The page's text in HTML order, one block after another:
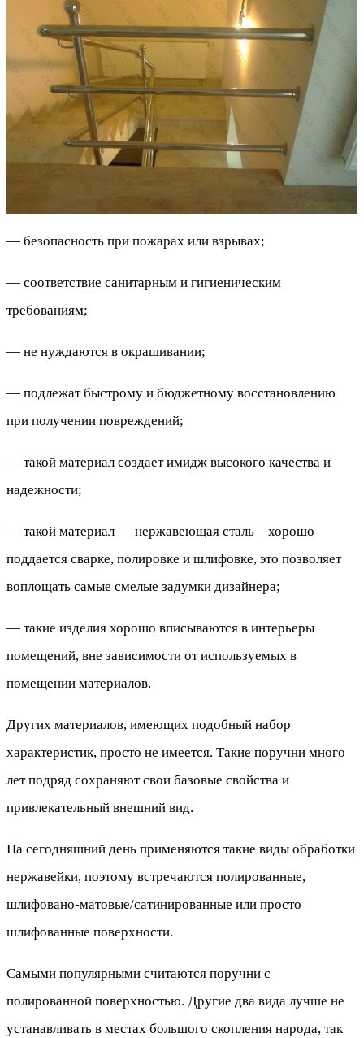
— безопасность при пожарах или взрывах;
— соответствие санитарным и гигиеническим
требованиям;
— не нуждаются в окрашивании;
— подлежат быстрому и бюджетному восстановлению
при получении повреждений;
— такой материал создает имидж высокого качества и
надежности;
— такой материал — нержавеющая сталь – хорошо
поддается сварке, полировке и шлифовке, это позволяет
воплощать самые смелые задумки дизайнера;
— такие изделия хорошо вписываются в интерьеры
помещений, вне зависимости от используемых в
помещении материалов.
Других материалов, имеющих подобный набор
характеристик, просто не имеется. Такие поручни много
лет подряд сохраняют свои базовые свойства и
привлекательный внешний вид.
На сегодняшний день применяются такие виды обработки
нержавейки, поэтому встречаются полированные,
шлифовано-матовые/сатинированные или просто
шлифованные поверхности.
Самыми популярными считаются поручни с
полированной поверхностью. Другие два вида лучше не
устанавливать в местах большого скопления народа, так